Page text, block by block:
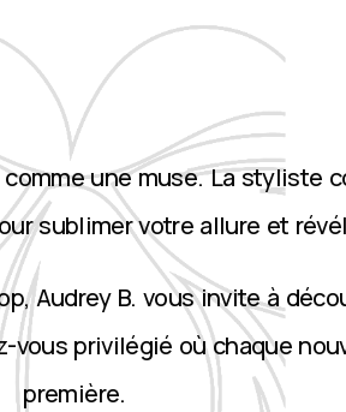
une muse. La styliste
sublimer votre allure et
Audrey B. vous invite à
vous privilégié où chaque
première.